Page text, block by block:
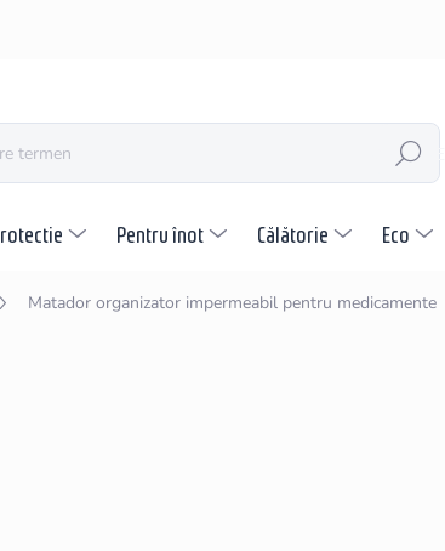
CĂUTARE
Pentru înot Călătorie Eco
Matador organizator impermeabil pentru medicamente